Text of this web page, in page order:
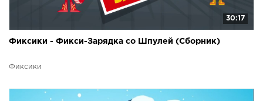
30:17
Фиксики - Фикси-Зарядка со Шпулей (Сборник)
Фиксики